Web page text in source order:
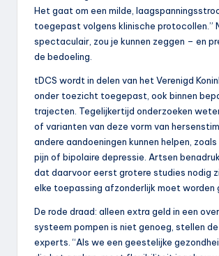
Het gaat om een milde,
toegepast volgens klinische protocollen.”
spectaculair, zou je kunnen zeggen – en
de bedoeling.
tDCS wordt in delen van het Verenigd
onder toezicht toegepast, ook binnen
trajecten. Tegelijkertijd onderzoeken
of varianten van deze vorm van
andere aandoeningen kunnen helpen,
pijn of bipolaire depressie. Artsen
dat daarvoor eerst grotere studies nodig
elke toepassing afzonderlijk moet worden
De rode draad: alleen extra geld in een
systeem pompen is niet genoeg, stellen
experts. “Als we een geestelijke